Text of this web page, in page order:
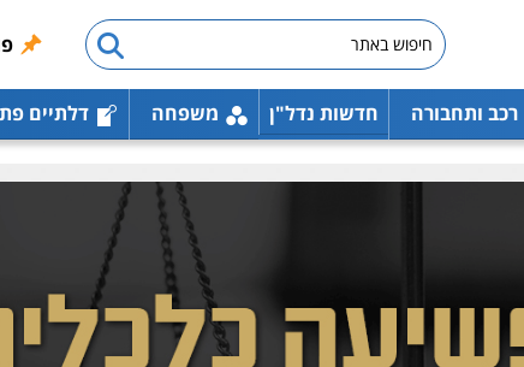
רכב ותחבורה חדשות נדל"ן משפחה דלתיים